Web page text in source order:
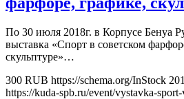
По 30 июля 2018г. в Корпусе Бенуа
выставка «Спорт в советском
скульптуре»…
300 RUB https://schema.org/InStock
https://kuda-spb.ru/event/vystavka-